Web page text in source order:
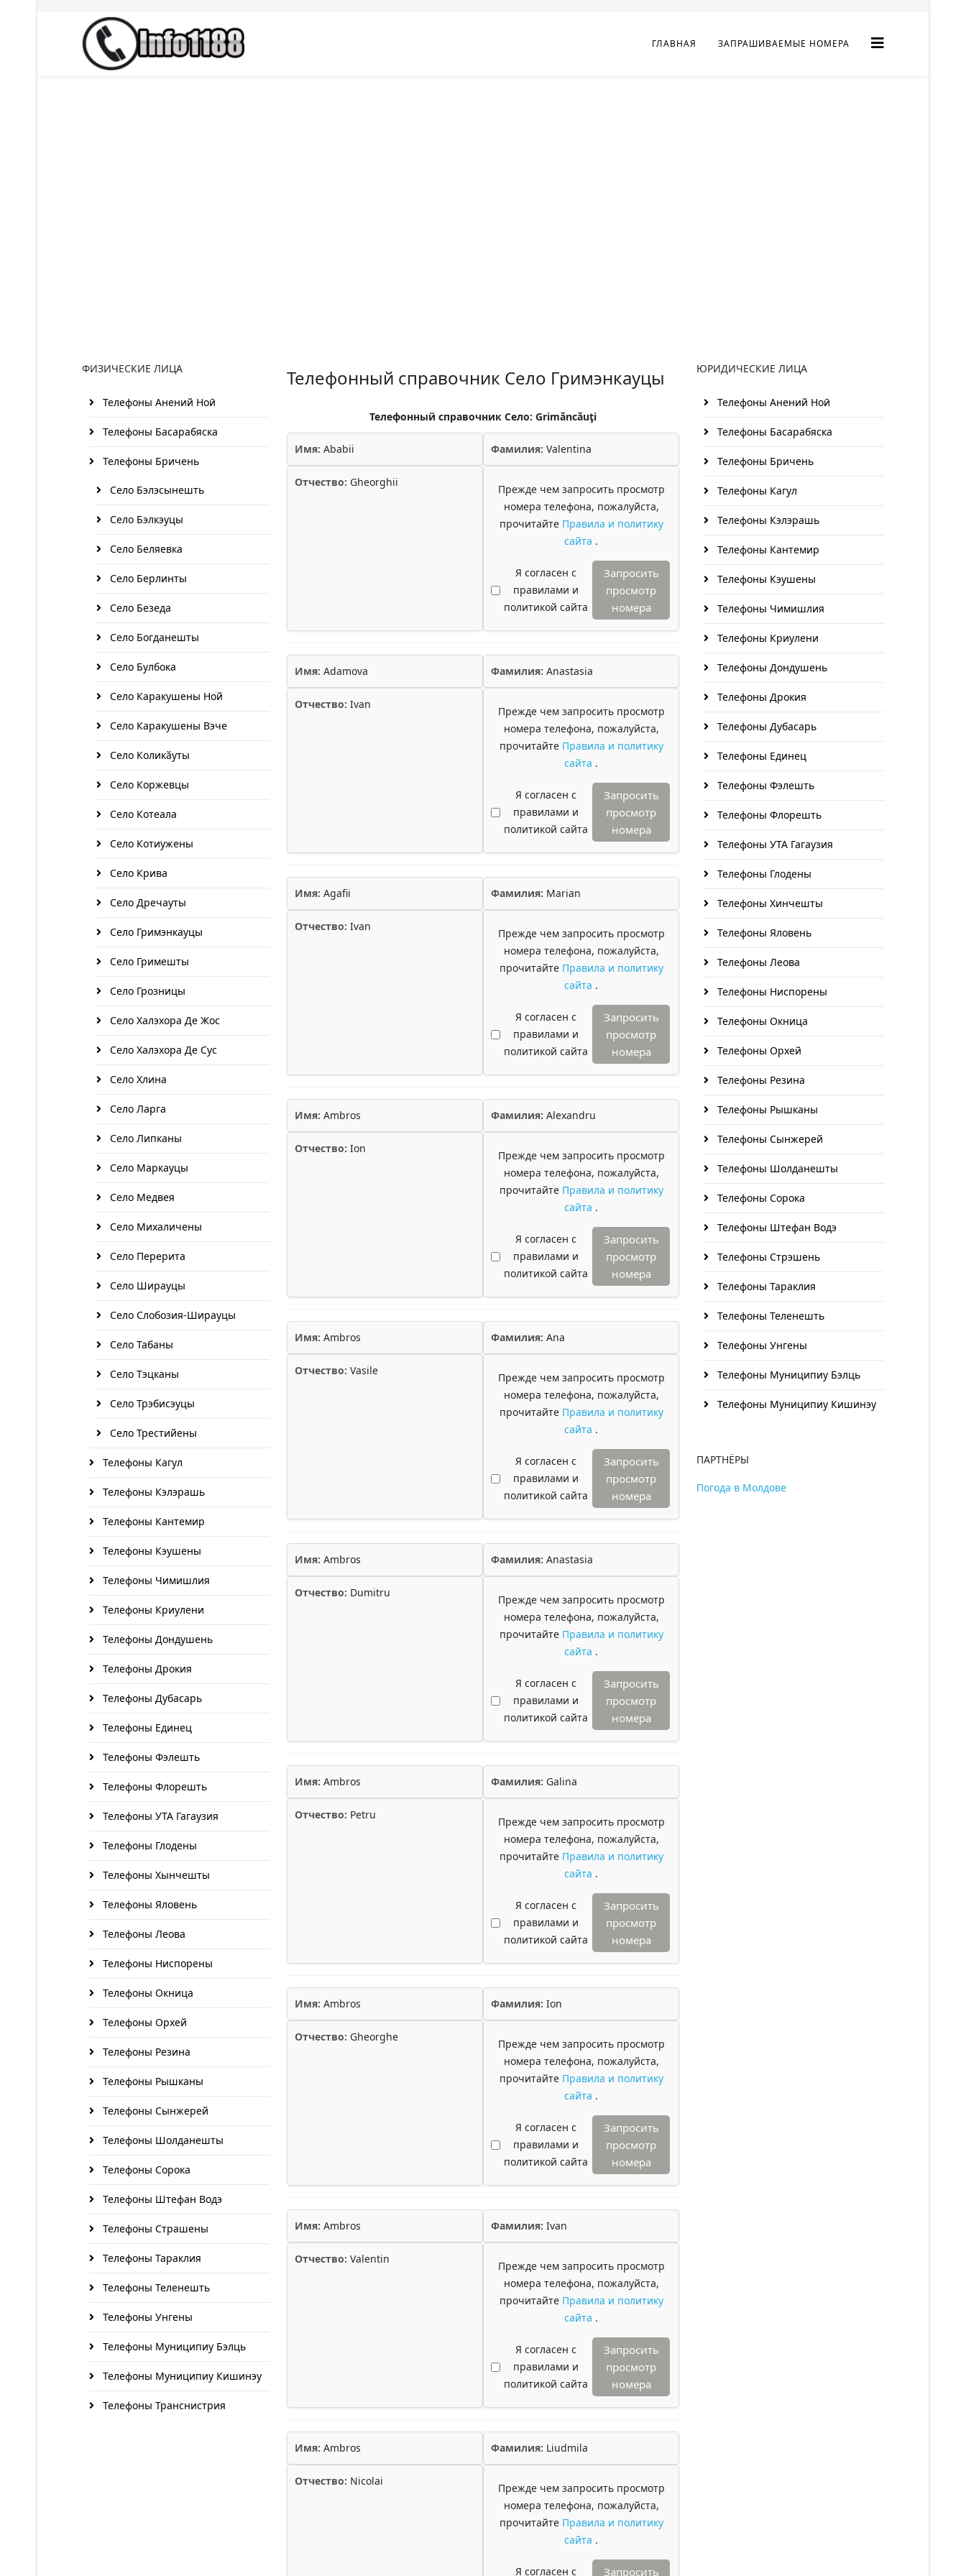
ГЛАВНАЯ ЗАПРАШИВАЕМЫЕ НОМЕРА
ФИЗИЧЕСКИЕ ЛИЦА
Телефоны Анений Ноӣ
Телефоны Басарабяска
Телефоны Бричень
Село Бэлэсынешть
Село Бэлкэуцы
Село Беляевка
Село Берлинты
Село Безеда
Село Богданешты
Село Булбока
Село Каракушены Ной
Село Каракушены Вэче
Село Коликӑуты
Село Коржевцы
Село Котеала
Село Котиужены
Село Крива
Село Дречауты
Село Гримэнкауцы
Село Гримешты
Село Грозницы
Село Халэхора Де Жос
Село Халэхора Де Сус
Село Хлина
Село Ларга
Село Липканы
Село Маркауцы
Село Медвея
Село Михаличены
Село Перерита
Село Ширауцы
Село Слобозия-Ширауцы
Село Табаны
Село Тэцканы
Село Трэбисэуцы
Село Трестийены
Телефоны Кагул
Телефоны Кэлэрашь
Телефоны Кантемир
Телефоны Кэушены
Телефоны Чимишлия
Телефоны Криулени
Телефоны Дондушень
Телефоны Дрокия
Телефоны Дубасарь
Телефоны Единец
Телефоны Фэлешть
Телефоны Флорешть
Телефоны УТА Гагаузия
Телефоны Глодены
Телефоны Хынчешты
Телефоны Яловень
Телефоны Леова
Телефоны Ниспорены
Телефоны Окница
Телефоны Орхей
Телефоны Резина
Телефоны Рышканы
Телефоны Сынжерей
Телефоны Шолданешты
Телефоны Сорока
Телефоны Штефан Водэ
Телефоны Страшены
Телефоны Тараклия
Телефоны Теленешть
Телефоны Унгены
Телефоны Муниципиу Бэлць
Телефоны Муниципиу Кишинэу
Телефоны Транснистрия
Телефонный справочник Село Гримэнкауцы
Телефонный справочник Село: Grimăncăuţi
Имя: Ababii Фамилия: Valentina
Отчество: Gheorghii
Прежде чем запросить просмотр
номера телефона, пожалуйста,
прочитайте Правила и политику
сайта .
Я согласен с
правилами и
политикой сайта
Запросить
просмотр
номера
Имя: Adamova Фамилия: Anastasia
Отчество: Ivan
Прежде чем запросить просмотр
номера телефона, пожалуйста,
прочитайте Правила и политику
сайта .
Я согласен с
правилами и
политикой сайта
Запросить
просмотр
номера
Имя: Agafii Фамилия: Marian
Отчество: Ivan
Прежде чем запросить просмотр
номера телефона, пожалуйста,
прочитайте Правила и политику
сайта .
Я согласен с
правилами и
политикой сайта
Запросить
просмотр
номера
Имя: Ambros Фамилия: Alexandru
Отчество: Ion
Прежде чем запросить просмотр
номера телефона, пожалуйста,
прочитайте Правила и политику
сайта .
Я согласен с
правилами и
политикой сайта
Запросить
просмотр
номера
Имя: Ambros Фамилия: Ana
Отчество: Vasile
Прежде чем запросить просмотр
номера телефона, пожалуйста,
прочитайте Правила и политику
сайта .
Я согласен с
правилами и
политикой сайта
Запросить
просмотр
номера
Имя: Ambros Фамилия: Anastasia
Отчество: Dumitru
Прежде чем запросить просмотр
номера телефона, пожалуйста,
прочитайте Правила и политику
сайта .
Я согласен с
правилами и
политикой сайта
Запросить
просмотр
номера
Имя: Ambros Фамилия: Galina
Отчество: Petru
Прежде чем запросить просмотр
номера телефона, пожалуйста,
прочитайте Правила и политику
сайта .
Я согласен с
правилами и
политикой сайта
Запросить
просмотр
номера
Имя: Ambros Фамилия: Ion
Отчество: Gheorghe
Прежде чем запросить просмотр
номера телефона, пожалуйста,
прочитайте Правила и политику
сайта .
Я согласен с
правилами и
политикой сайта
Запросить
просмотр
номера
Имя: Ambros Фамилия: Ivan
Отчество: Valentin
Прежде чем запросить просмотр
номера телефона, пожалуйста,
прочитайте Правила и политику
сайта .
Я согласен с
правилами и
политикой сайта
Запросить
просмотр
номера
Имя: Ambros Фамилия: Liudmila
Отчество: Nicolai
Прежде чем запросить просмотр
номера телефона, пожалуйста,
прочитайте Правила и политику
сайта .
Я согласен с Запросить
ЮРИДИЧЕСКИЕ ЛИЦА
Телефоны Анений Ноӣ
Телефоны Басарабяска
Телефоны Бричень
Телефоны Кагул
Телефоны Кэлэрашь
Телефоны Кантемир
Телефоны Кэушены
Телефоны Чимишлия
Телефоны Криулени
Телефоны Дондушень
Телефоны Дрокия
Телефоны Дубасарь
Телефоны Единец
Телефоны Фэлешть
Телефоны Флорешть
Телефоны УТА Гагаузия
Телефоны Глодены
Телефоны Хинчешты
Телефоны Яловень
Телефоны Леова
Телефоны Ниспорены
Телефоны Окница
Телефоны Орхей
Телефоны Резина
Телефоны Рышканы
Телефоны Сынжерей
Телефоны Шолданешты
Телефоны Сорока
Телефоны Штефан Водэ
Телефоны Стрэшень
Телефоны Тараклия
Телефоны Теленешть
Телефоны Унгены
Телефоны Муниципиу Бэлць
Телефоны Муниципиу Кишинэу
ПАРТНЁРЫ
Погода в Молдове